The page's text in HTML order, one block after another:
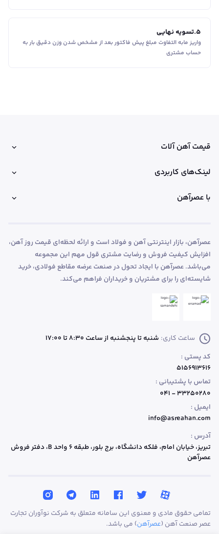
5
.تسویه نهایی
واریز مابه التفاوت مبلغ پیش فاکتور بعد از مشخص شدن وزن دقیق بار به
حساب مشتری
قیمت آهن آلات
لینک‌های کاربردی
با عصرآهن
عصرآهن، بازار اینترنتی آهن و فولاد است و ارائه لحظه‌ای قیمت روز آهن،
افزایش کیفیت فروش و رضایت مشتری قول مهم این مجموعه
می‌باشد. عصرآهن با ایجاد تحول در صنعت عرضه مقاطع فولادی، خرید
شایسته‌ای را برای مشتریان و خریداران فراهم می‌کند.
ساعت کاری: شنبه تا پنجشنبه از ساعت 8:30 تا 17:00
کد پستی :
۵۱۵۶۹۱۳۶۱۶
تماس با پشتیبانی :
۳۳۲۵۰۲۸۰ - ۰۴۱
ایمیل :
info@asreahan.com
آدرس :
تبریز، خیابان امام، فلکه دانشگاه، برج بلور، طبقه ۶ واحد B
، دفتر فروش
عصرآهن
تمامی حقوق مادی و معنوی این سامانه متعلق به شرکت نوآوران تجارت
عصر صنعت آهن (عصرآهن) می باشد.